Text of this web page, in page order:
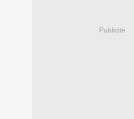
Publicité